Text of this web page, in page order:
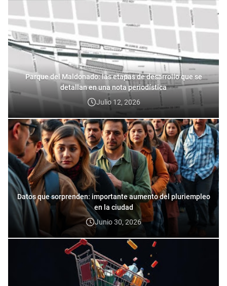
Parque del Maldonado: las etapas de desarrollo que se
detallan en una nota periodística
Julio 12, 2026
Datos que sorprenden: importante aumento del pluriempleo
en la ciudad
Junio 30, 2026